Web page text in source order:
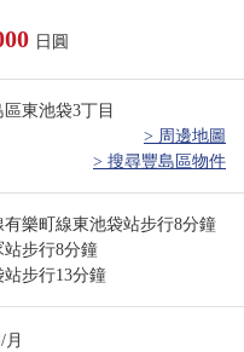
日圓
東池袋3丁目
> 周邊地圖
> 搜尋豐島區物件
有樂町線東池袋站步行8分鐘
站步行8分鐘
站步行13分鐘
月